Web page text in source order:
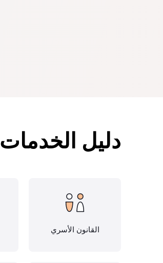
دليل الخدمات
القانون الأسري